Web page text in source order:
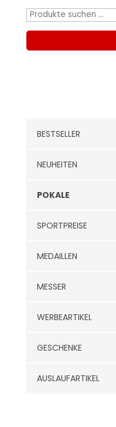
Suchen
BESTSELLER
NEUHEITEN
POKALE
SPORTPREISE
MEDAILLEN
MESSER
WERBEARTIKEL
GESCHENKE
AUSLAUFARTIKEL